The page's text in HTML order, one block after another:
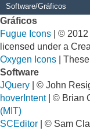
Software/Gráficos
Gráficos
Fugue Icons | ©
licensed under a
Oxygen Icons |
Software
JQuery | © John
hoverIntent| © Brian
(MIT)
SCEditor | © Sam